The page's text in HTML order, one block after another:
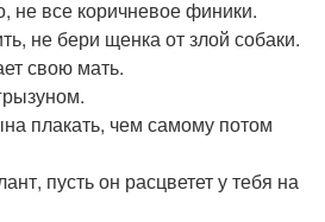
не все коричневое финики.
не бери щенка от злой собаки.
свою мать.
плакать, чем самому потом
пусть он расцветет у тебя на